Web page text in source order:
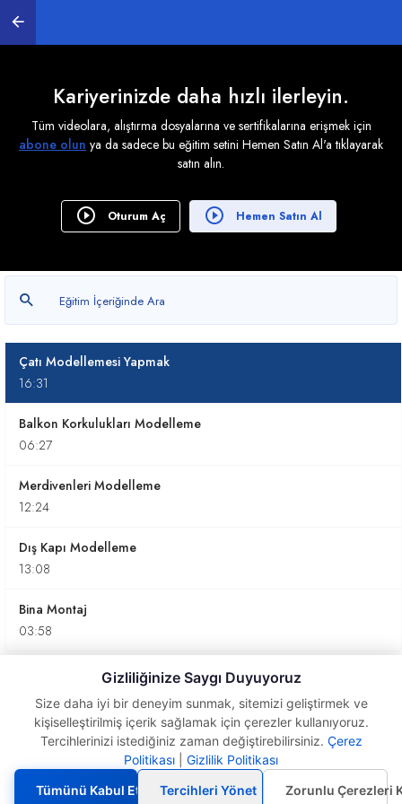
Kariyerinizde daha hızlı ilerleyin.
Tüm videolara, alıştırma dosyalarına ve sertifikalarına erişmek için
abone olun ya da sadece bu eğitim setini Hemen Satın Al'a tıklayarak
satın alın.
Oturum Aç Hemen Satın Al
22:59
1.Kat Duvarlar
1.Kat Kapı ve Pencere Modellemek
10:29
Çatı Modellemesi Yapmak
16:31
Balkon Korkulukları Modelleme
06:27
Merdivenleri Modelleme
12:24
Dış Kapı Modelleme
13:08
Bina Montaj
03:58
6. Karma Uygulamalar
/ 6
7. Animasyona Giriş
/ 3
Yapmak
Gizliliğinize Saygı Duyuyoruz
Size daha iyi bir deneyim sunmak, sitemizi geliştirmek ve
kişiselleştirilmiş içerik sağlamak için çerezler kullanıyoruz.
Tercihlerinizi istediğiniz zaman değiştirebilirsiniz. Çerez
Politikası
Gizlilik Politikası
Tümünü Kabul Et
Tercihleri Yönet Zorunlu Çerezleri